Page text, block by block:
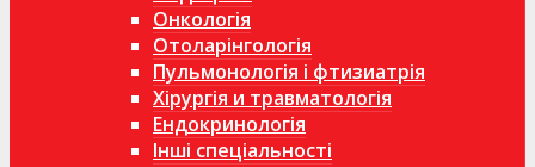
Онкологія
Отоларінгологія
Пульмонологія і фтизиатрія
Хірургія и травматологія
Ендокринологія
Інші спеціальності